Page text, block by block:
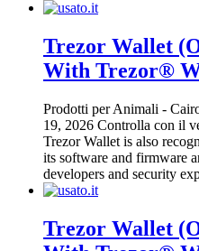
Trezor Wallet
With Trezor®
Prodotti per Animali -
19, 2026 Controlla con il
Trezor Wallet is also
its software and firmware
developers and security
Trezor Wallet